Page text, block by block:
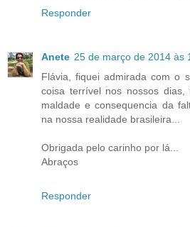
Responder
Anete 25 de março de 2014 às
Flávia, fiquei admirada com o
coisa terrível nos nossos
maldade e consequencia da
na nossa realidade brasileira...
Obrigada pelo carinho por lá...
Abraços
Responder